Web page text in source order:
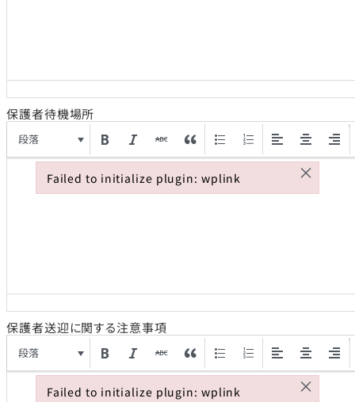
保護者待機場所
段落
保護者送迎に関する注意事項
段落
Failed to initialize plugin: wplink ×
Failed to initialize plugin: wplink
Failed to initialize plugin: wplink ×